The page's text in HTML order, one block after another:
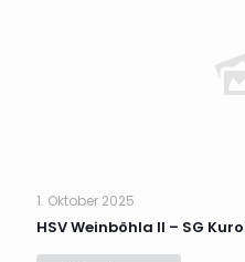
1. Oktober 2025
HSV Weinböhla II – SG